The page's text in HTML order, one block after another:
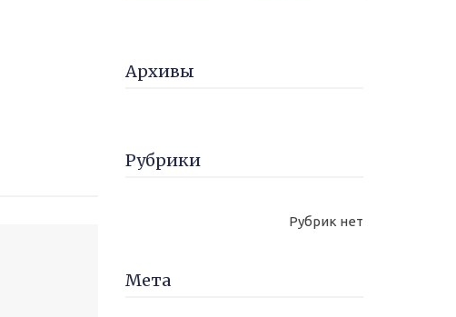
Архивы
Рубрики
Рубрик нет
Мета